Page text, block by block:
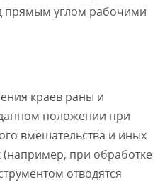
прямым углом рабочими
краев раны и
положении при
вмешательства и иных
при обработке
отводятся